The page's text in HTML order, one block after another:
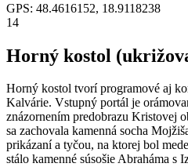
GPS: 48.4616152, 18.9118238
14
Horný kostol
Horný kostol tvorí programové aj
Kalvárie. Vstupný portál je
znázornením predobrazu Kristovej
sa zachovala kamenná socha
prikázaní a tyčou, na ktorej bol
stálo kamenné súsošie Abraháma s